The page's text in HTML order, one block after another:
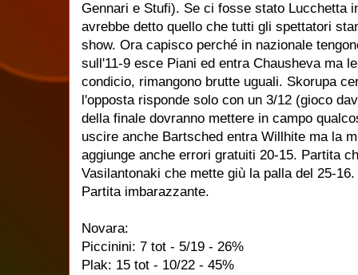
Gennari e Stufi). Se ci fosse stato Lucchetta
avrebbe detto quello che tutti gli spettatori
show. Ora capisco perché in nazionale
sull'11-9 esce Piani ed entra Chausheva ma
condicio, rimangono brutte uguali. Skorupa
l'opposta risponde solo con un 3/12 (gioco
della finale dovranno mettere in campo
uscire anche Bartsched entra Willhite ma la
aggiunge anche errori gratuiti 20-15. Partita
Vasilantonaki che mette giù la palla del 25-16.
Partita imbarazzante.
Novara:
Piccinini: 7 tot - 5/19 - 26%
Plak: 15 tot - 10/22 - 45%